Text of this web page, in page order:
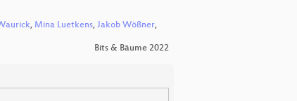
, Mina Luetkens, Jakob Wößner,
Bits & Bäume 2022